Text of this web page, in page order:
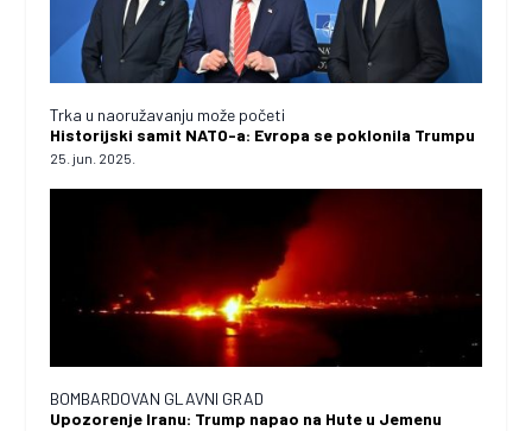
Trka u naoružavanju može početi
Historijski samit NATO-a: Evropa se poklonila Trumpu
25. jun. 2025.
BOMBARDOVAN GLAVNI GRAD
Upozorenje Iranu: Trump napao na Hute u Jemenu